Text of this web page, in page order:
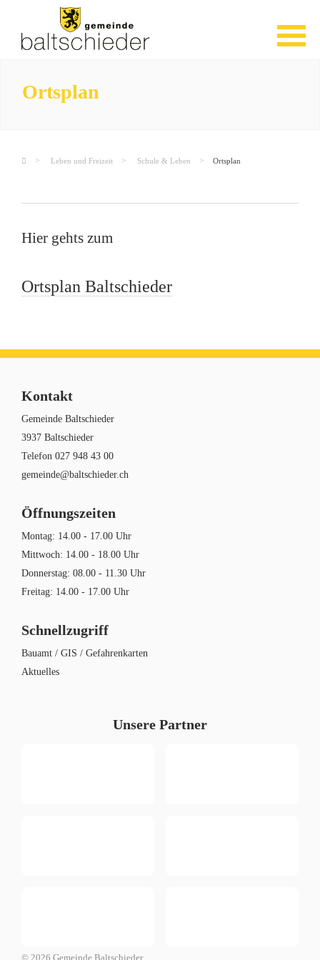
Ortsplan
Leben und Freizeit Schule & Leben Ortsplan
Hier gehts zum
Ortsplan Baltschieder
Kontakt
Gemeinde Baltschieder
3937 Baltschieder
Telefon 027 948 43 00
gemeinde@baltschieder.ch
Öffnungszeiten
Montag: 14.00 - 17.00 Uhr
Mittwoch: 14.00 - 18.00 Uhr
Donnerstag: 08.00 - 11.30 Uhr
Freitag: 14.00 - 17.00 Uhr
Schnellzugriff
Bauamt / GIS / Gefahrenkarten
Aktuelles
Unsere Partner
© 2026 Gemeinde Baltschieder